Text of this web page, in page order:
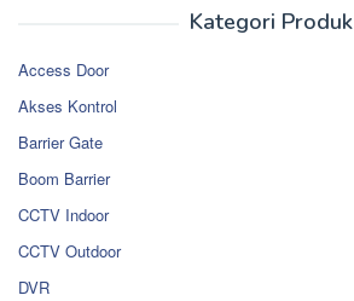
Kategori Produk
Access Door
Akses Kontrol
Barrier Gate
Boom Barrier
CCTV Indoor
CCTV Outdoor
DVR